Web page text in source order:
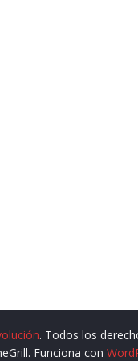
. Todos los
Funciona con